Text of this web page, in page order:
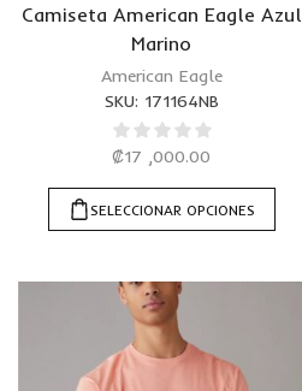
Camiseta American Eagle Azul
Marino
American Eagle
SKU: 171164NB
₡17 ,000.00
SELECCIONAR OPCIONES